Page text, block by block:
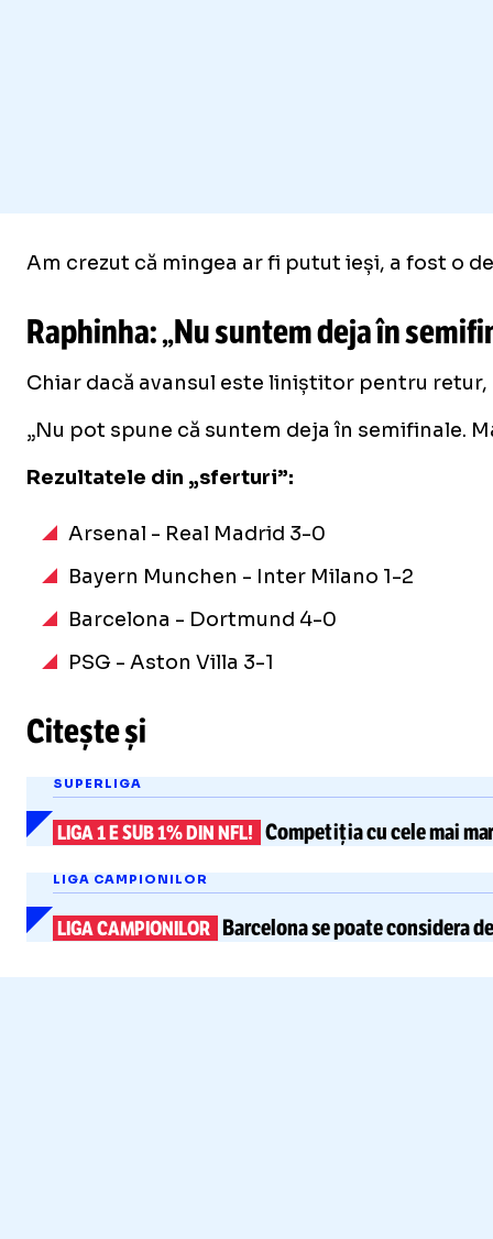
Am crezut că mingea ar fi putut ieși, a fost o
Raphinha: „Nu suntem deja în
Chiar dacă avansul este liniștitor pentru
„Nu pot spune că suntem deja în semifinale.
Rezultatele din „sferturi”:
Arsenal - Real Madrid 3-0
Bayern Munchen - Inter Milano 1-2
Barcelona - Dortmund 4-0
PSG - Aston Villa 3-1
Citește și
SUPERLIGA
LIGA 1 E SUB 1% DIN NFL! Competiția cucele mai
LIGA CAMPIONILOR
LIGA CAMPIONILOR Barcelonase poate considera